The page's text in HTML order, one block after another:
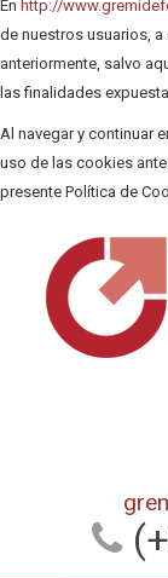
En http://
de nuestros usuarios,
anteriormente, salvo
las finalidades
Al navegar y continuar
uso de las cookies
presente Política de